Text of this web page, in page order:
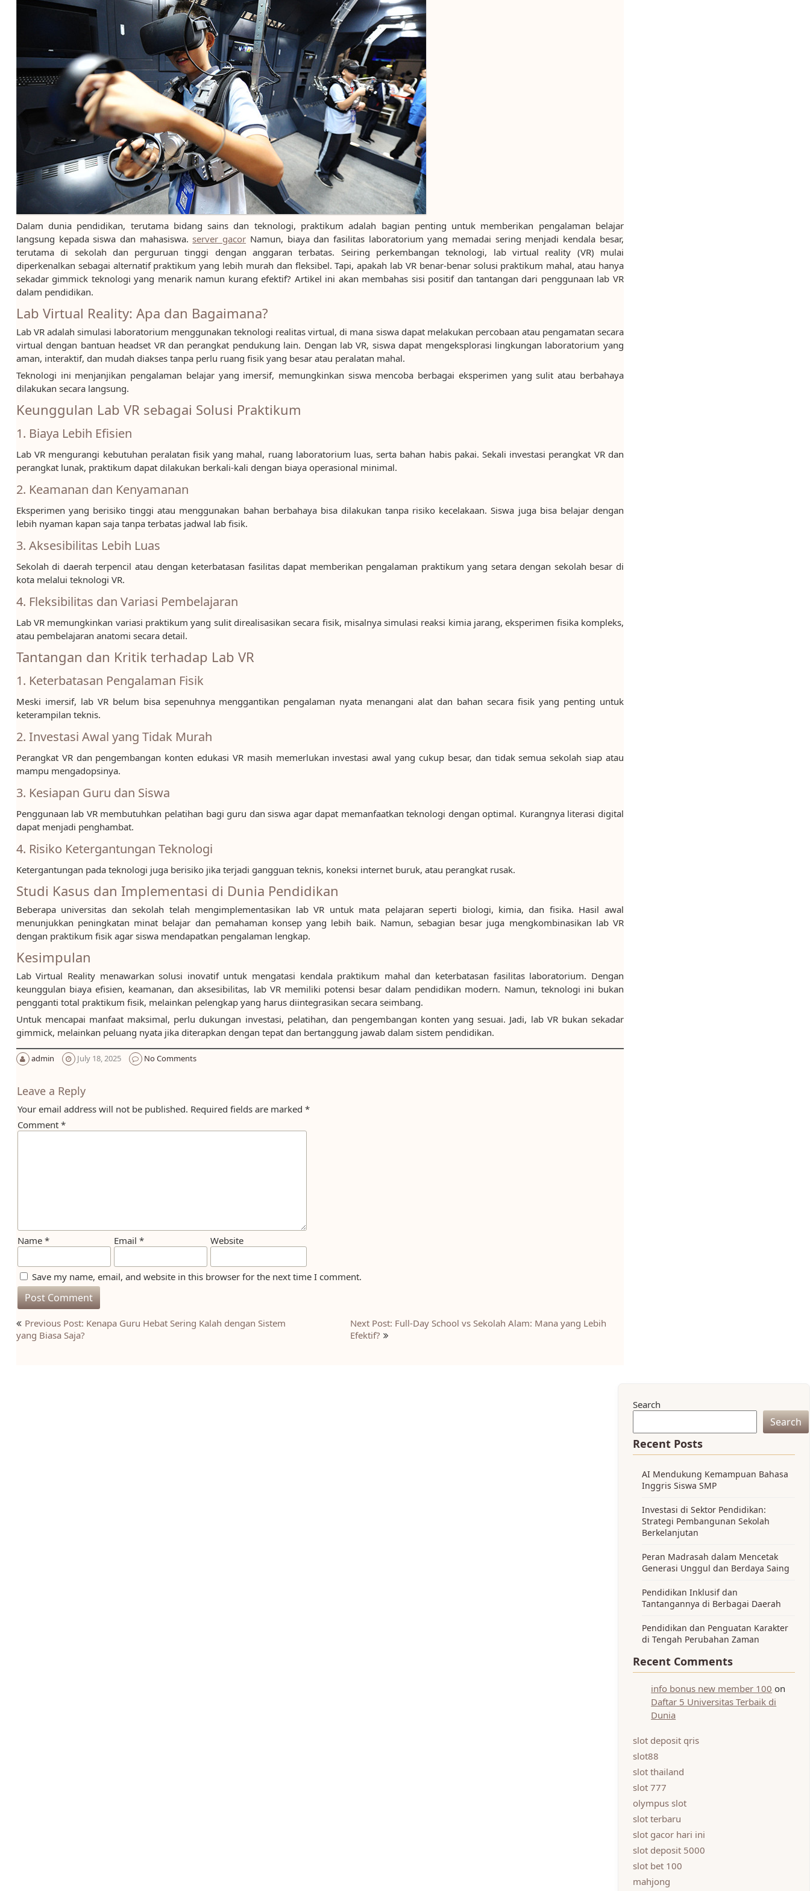
Dalam dunia pendidikan, terutama bidang sains dan teknologi, praktikum adalah bagian penting untuk memberikan pengalaman belajar
langsung kepada siswa dan mahasiswa. server gacor Namun, biaya dan fasilitas laboratorium yang memadai sering menjadi kendala besar,
terutama di sekolah dan perguruan tinggi dengan anggaran terbatas. Seiring perkembangan teknologi, lab virtual reality (VR) mulai
diperkenalkan sebagai alternatif praktikum yang lebih murah dan fleksibel. Tapi, apakah lab VR benar-benar solusi praktikum mahal, atau hanya
sekadar gimmick teknologi yang menarik namun kurang efektif? Artikel ini akan membahas sisi positif dan tantangan dari penggunaan lab VR
dalam pendidikan.
Lab Virtual Reality: Apa dan Bagaimana?
Lab VR adalah simulasi laboratorium menggunakan teknologi realitas virtual, di mana siswa dapat melakukan percobaan atau pengamatan secara
virtual dengan bantuan headset VR dan perangkat pendukung lain. Dengan lab VR, siswa dapat mengeksplorasi lingkungan laboratorium yang
aman, interaktif, dan mudah diakses tanpa perlu ruang fisik yang besar atau peralatan mahal.
Teknologi ini menjanjikan pengalaman belajar yang imersif, memungkinkan siswa mencoba berbagai eksperimen yang sulit atau berbahaya
dilakukan secara langsung.
Keunggulan Lab VR sebagai Solusi Praktikum
1. Biaya Lebih Efisien
Lab VR mengurangi kebutuhan peralatan fisik yang mahal, ruang laboratorium luas, serta bahan habis pakai. Sekali investasi perangkat VR dan
perangkat lunak, praktikum dapat dilakukan berkali-kali dengan biaya operasional minimal.
2. Keamanan dan Kenyamanan
Eksperimen yang berisiko tinggi atau menggunakan bahan berbahaya bisa dilakukan tanpa risiko kecelakaan. Siswa juga bisa belajar dengan
lebih nyaman kapan saja tanpa terbatas jadwal lab fisik.
3. Aksesibilitas Lebih Luas
Sekolah di daerah terpencil atau dengan keterbatasan fasilitas dapat memberikan pengalaman praktikum yang setara dengan sekolah besar di
kota melalui teknologi VR.
4. Fleksibilitas dan Variasi Pembelajaran
Lab VR memungkinkan variasi praktikum yang sulit direalisasikan secara fisik, misalnya simulasi reaksi kimia jarang, eksperimen fisika kompleks,
atau pembelajaran anatomi secara detail.
Tantangan dan Kritik terhadap Lab VR
1. Keterbatasan Pengalaman Fisik
Meski imersif, lab VR belum bisa sepenuhnya menggantikan pengalaman nyata menangani alat dan bahan secara fisik yang penting untuk
keterampilan teknis.
2. Investasi Awal yang Tidak Murah
Perangkat VR dan pengembangan konten edukasi VR masih memerlukan investasi awal yang cukup besar, dan tidak semua sekolah siap atau
mampu mengadopsinya.
3. Kesiapan Guru dan Siswa
Penggunaan lab VR membutuhkan pelatihan bagi guru dan siswa agar dapat memanfaatkan teknologi dengan optimal. Kurangnya literasi digital
dapat menjadi penghambat.
4. Risiko Ketergantungan Teknologi
Ketergantungan pada teknologi juga berisiko jika terjadi gangguan teknis, koneksi internet buruk, atau perangkat rusak.
Studi Kasus dan Implementasi di Dunia Pendidikan
Beberapa universitas dan sekolah telah mengimplementasikan lab VR untuk mata pelajaran seperti biologi, kimia, dan fisika. Hasil awal
menunjukkan peningkatan minat belajar dan pemahaman konsep yang lebih baik. Namun, sebagian besar juga mengkombinasikan lab VR
dengan praktikum fisik agar siswa mendapatkan pengalaman lengkap.
Kesimpulan
Lab Virtual Reality menawarkan solusi inovatif untuk mengatasi kendala praktikum mahal dan keterbatasan fasilitas laboratorium. Dengan
keunggulan biaya efisien, keamanan, dan aksesibilitas, lab VR memiliki potensi besar dalam pendidikan modern. Namun, teknologi ini bukan
pengganti total praktikum fisik, melainkan pelengkap yang harus diintegrasikan secara seimbang.
Untuk mencapai manfaat maksimal, perlu dukungan investasi, pelatihan, dan pengembangan konten yang sesuai. Jadi, lab VR bukan sekadar
gimmick, melainkan peluang nyata jika diterapkan dengan tepat dan bertanggung jawab dalam sistem pendidikan.
admin July 18, 2025 No Comments
Leave a Reply
Your email address will not be published. Required fields are marked *
Comment *
Name * Email * Website
Save my name, email, and website in this browser for the next time I comment.
Post
navigation
Previous Post: Kenapa Guru Hebat Sering Kalah dengan Sistem
yang Biasa Saja?
Next Post: Full-Day School vs Sekolah Alam: Mana yang Lebih
Efektif?
Search
Search
Recent Posts
AI Mendukung Kemampuan Bahasa
Inggris Siswa SMP
Investasi di Sektor Pendidikan:
Strategi Pembangunan Sekolah
Berkelanjutan
Peran Madrasah dalam Mencetak
Generasi Unggul dan Berdaya Saing
Pendidikan Inklusif dan
Tantangannya di Berbagai Daerah
Pendidikan dan Penguatan Karakter
di Tengah Perubahan Zaman
Recent Comments
info bonus new member 100 on
Daftar 5 Universitas Terbaik di
Dunia
slot deposit qris
slot88
slot thailand
slot 777
olympus slot
slot terbaru
slot gacor hari ini
slot deposit 5000
slot bet 100
mahjong